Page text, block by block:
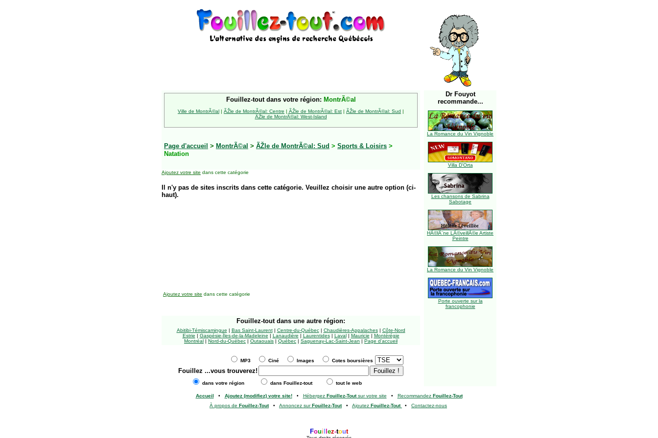
Fouillez-tout dans votre région: MontrÃ©al
Ville de MontrÃ©al | ÃŽle de MontrÃ©al: Centre | ÃŽle de MontrÃ©al: Est | ÃŽle de MontrÃ©al: Sud |
ÃŽle de MontrÃ©al: West-Island
Page d'accueil > MontrÃ©al > ÃŽle de MontrÃ©al: Sud > Sports & Loisirs >
Natation
Ajoutez votre site dans cette catégorie
Il n'y pas de sites inscrits dans cette catégorie. Veuillez choisir une autre option (ci-
haut).
Dr Fouyot
recommande...
La Romance du Vin Vignoble
Villa D'Orta
Les chansons de Sabrina
Sabotage
HÃ©lÃ¨ne LÃ©veillÃ©e Artiste
Peintre
La Romance du Vin Vignoble
Porte ouverte sur la
francophonie
Ajoutez votre site dans cette catégorie
Fouillez-tout dans une autre région:
Abitibi-Témiscamingue | Bas Saint-Laurent| Centre-du-Québec| Chaudières-Appalaches| Côte-Nord
Estrie | Gaspésie-Îles-de-la-Madeleine | Lanaudière | Laurentides| Laval| Mauricie | Montérégie
Montréal | Nord-du-Québec | Outaouais | Québec | Saguenay-Lac-Saint-Jean | Page d'accueil
MP3 Ciné Images Cotes boursières
Fouillez ...vous trouverez!
dans votre région dans Fouillez-tout tout le web
Accueil • Ajoutez (modifiez) votre site!• Hébergez Fouillez-Toutsur votre site • Recommandez Fouillez-Tout
À propos de Fouillez-Tout• Annoncez surFouillez-Tout• Ajoutez Fouillez-Tout • Contactez-nous
Foui ez-tout